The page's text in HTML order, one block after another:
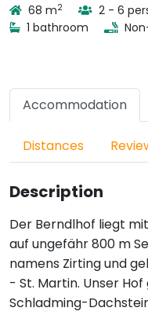
68 m2 2 - 6
1 bathroom
Accommodation
Distances
Description
Der Berndlhof liegt
auf ungefähr 800 m
namens Zirting und
- St. Martin. Unser
Schladming-